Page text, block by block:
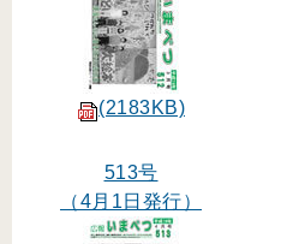
(2183KB)
513号
（4月1日発行）